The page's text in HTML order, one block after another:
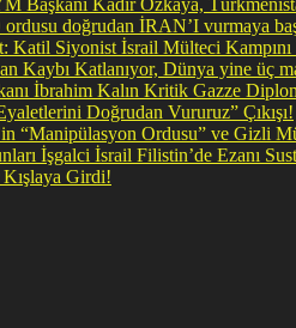
Başkanı Kadir Özkaya,
Gerçek Oldu! ABD ordusu doğrudan İRAN’I vurmaya
Katil Siyonist İsrail Mülteci
Kaybı Katlanıyor, Dünya yine üç
İbrahim Kalın Kritik Gazze
Doğrudan Vururuz” Çıkışı!
“Manipülasyon Ordusu” ve Gizli
Haddini Aşan Kirli Plan: Firavunun torunları
Girdi!